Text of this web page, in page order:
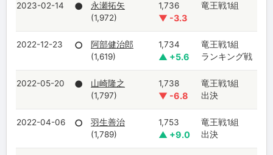
2023-02-14 ●
永瀬拓矢
(1,972)
1,736
▼ -3.3
竜王戦1組
2022-12-23 ○
阿部健治郎
(1,619)
1,734
▲ +5.6
竜王戦1組
ランキング戦
2022-05-20 ●
山崎隆之
(1,797)
1,738
▼ -6.8
竜王戦1組
出決
2022-04-06 ○
羽生善治
(1,789)
1,753
▲ +9.0
竜王戦1組
出決